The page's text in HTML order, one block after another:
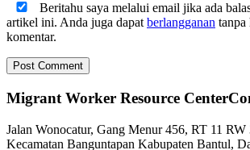
Beritahu saya melalui email jika ada
artikel ini. Anda juga dapat berlangganan tanpa
komentar.
Migrant Worker Resource
Jalan Wonocatur, Gang Menur 456, RT 11 RW
Kecamatan Banguntapan Kabupaten Bantul,